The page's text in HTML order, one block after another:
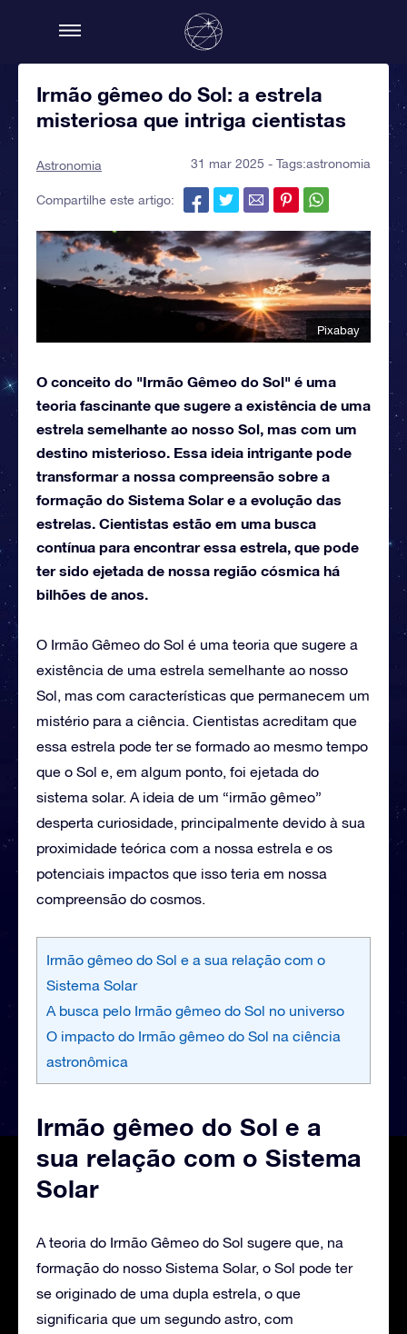
Irmão gêmeo do Sol: a estrela
misteriosa que intriga cientistas
Astronomia 31 mar 2025 - Tags:astronomia
Compartilhe este artigo:
Pixabay
O conceito do "Irmão Gêmeo do Sol" é uma
teoria fascinante que sugere a existência de uma
estrela semelhante ao nosso Sol, mas com um
destino misterioso. Essa ideia intrigante pode
transformar a nossa compreensão sobre a
formação do Sistema Solar e a evolução das
estrelas. Cientistas estão em uma busca
contínua para encontrar essa estrela, que pode
ter sido ejetada de nossa região cósmica há
bilhões de anos.
O Irmão Gêmeo do Sol é uma teoria que sugere a
existência de uma estrela semelhante ao nosso
Sol, mas com características que permanecem um
mistério para a ciência. Cientistas acreditam que
essa estrela pode ter se formado ao mesmo tempo
que o Sol e, em algum ponto, foi ejetada do
sistema solar. A ideia de um “irmão gêmeo”
desperta curiosidade, principalmente devido à sua
proximidade teórica com a nossa estrela e os
potenciais impactos que isso teria em nossa
compreensão do cosmos.
Irmão gêmeo do Sol e a sua relação com o
Sistema Solar
A busca pelo Irmão gêmeo do Sol no universo
O impacto do Irmão gêmeo do Sol na ciência
astronômica
Irmão gêmeo do Sol e a
sua relação com o Sistema
Solar
A teoria do Irmão Gêmeo do Sol sugere que, na
formação do nosso Sistema Solar, o Sol pode ter
se originado de uma dupla estrela, o que
significaria que um segundo astro, com